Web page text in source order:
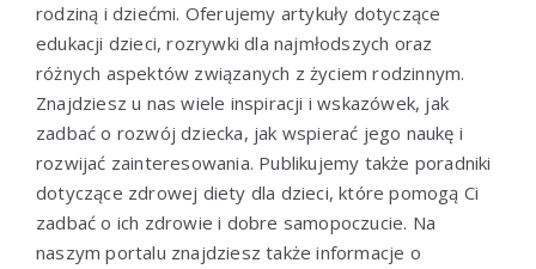
rodziną i dziećmi. Oferujemy artykuły dotyczące
edukacji dzieci, rozrywki dla najmłodszych oraz
różnych aspektów związanych z życiem rodzinnym.
Znajdziesz u nas wiele inspiracji i wskazówek, jak
zadbać o rozwój dziecka, jak wspierać jego naukę i
rozwijać zainteresowania. Publikujemy także poradniki
dotyczące zdrowej diety dla dzieci, które pomogą Ci
zadbać o ich zdrowie i dobre samopoczucie. Na
naszym portalu znajdziesz także informacje o